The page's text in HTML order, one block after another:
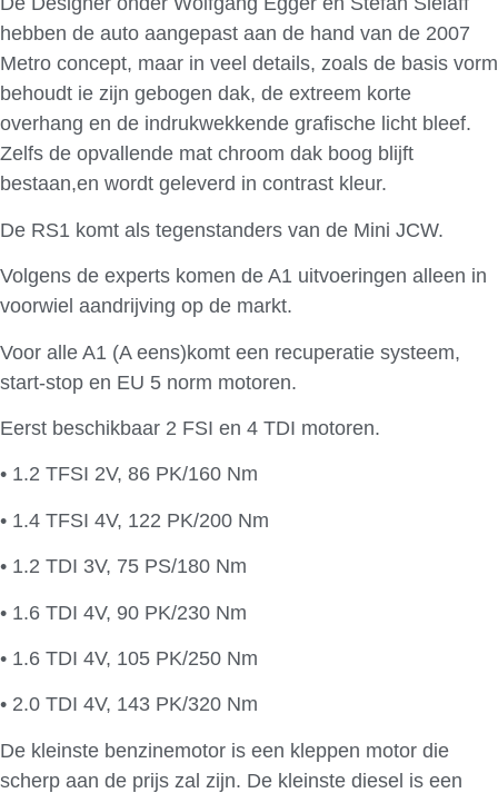
hebben de auto aangepast aan de hand van de 2007
Metro concept, maar in veel details, zoals de basis vorm
behoudt ie zijn gebogen dak, de extreem korte
overhang en de indrukwekkende grafische licht bleef.
Zelfs de opvallende mat chroom dak boog blijft
bestaan,en wordt geleverd in contrast kleur.
De RS1 komt als tegenstanders van de Mini JCW.
Volgens de experts komen de A1 uitvoeringen alleen in
voorwiel aandrijving op de markt.
Voor alle A1 (A eens)komt een recuperatie systeem,
start-stop en EU 5 norm motoren.
Eerst beschikbaar 2 FSI en 4 TDI motoren.
• 1.2 TFSI 2V, 86 PK/160 Nm
• 1.4 TFSI 4V, 122 PK/200 Nm
• 1.2 TDI 3V, 75 PS/180 Nm
• 1.6 TDI 4V, 90 PK/230 Nm
• 1.6 TDI 4V, 105 PK/250 Nm
• 2.0 TDI 4V, 143 PK/320 Nm
De kleinste benzinemotor is een kleppen motor die
scherp aan de prijs zal zijn. De kleinste diesel is een